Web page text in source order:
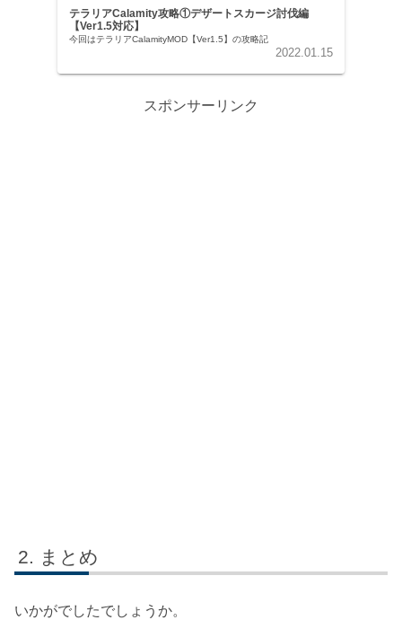
テラリアCalamity攻略①デザートスカージ討伐編
【Ver1.5対応】
今回はテラリアCalamityMOD【Ver1.5】の攻略記
2022.01.15
スポンサーリンク
まとめ
いかがでしたでしょうか。